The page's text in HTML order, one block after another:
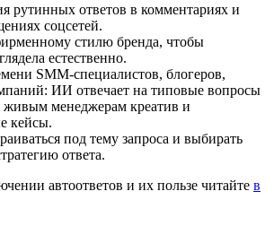
рутинных ответов в комментариях и
соцсетей.
стилю бренда, чтобы
естественно.
SMM-специалистов, блогеров,
ИИ отвечает на типовые вопросы
живым менеджерам креатив и
кейсы.
под тему запроса и выбирать
ответа.
автоответов и их пользе читайте в